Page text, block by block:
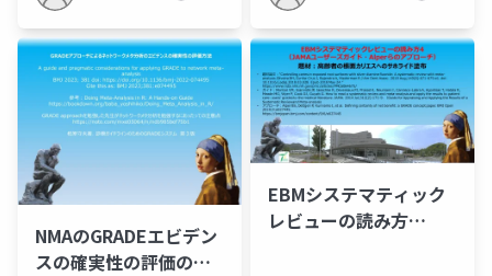
NMAのGRADEエビデン
スの確実性の評価のス
EBMシステマティック
レビューの読み方